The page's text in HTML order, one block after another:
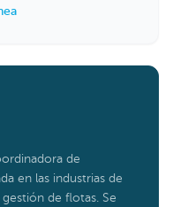
de
en las industrias de
de flotas. Se